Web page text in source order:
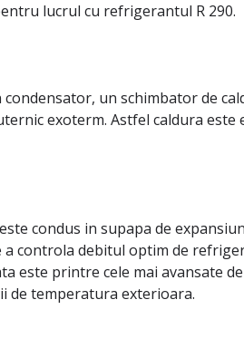
lucrul cu refrigerantul R 290.
un schimbator de
exoterm. Astfel caldura este
condus in supapa de
controla debitul optim de
este printre cele mai avansate
de temperatura exterioara.